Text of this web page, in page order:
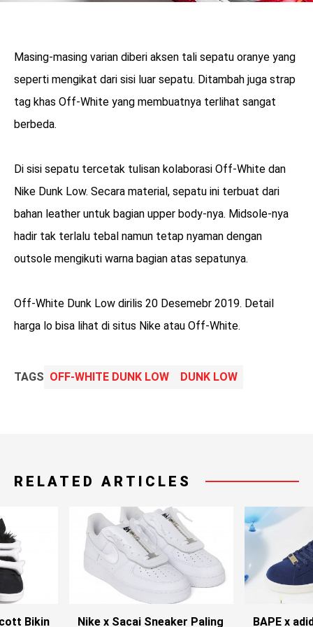
Masing-masing varian diberi aksen tali sepatu oranye yang
seperti mengikat dari sisi luar sepatu. Ditambah juga strap
tag khas Off-White yang membuatnya terlihat sangat
berbeda.
Di sisi sepatu tercetak tulisan kolaborasi Off-White dan
Nike Dunk Low. Secara material, sepatu ini terbuat dari
bahan leather untuk bagian upper body-nya. Midsole-nya
hadir tak terlalu tebal namun tetap nyaman dengan
outsole mengikuti warna bagian atas sepatunya.
Off-White Dunk Low dirilis 20 Desemebr 2019. Detail
harga lo bisa lihat di situs Nike atau Off-White.
TAGS OFF-WHITE DUNK LOW DUNK LOW
RELATED ARTICLES
Bikin
Nike x Sacai Sneaker Paling
BAPE x